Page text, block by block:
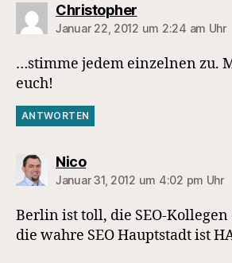
Christophersagt:
Januar 22, 2012 um 2:24 am Uhr
…stimme jedem einzelnen zu.
euch!
ANTWORTEN
Nicosagt:
Januar 31, 2012 um 4:02 pm Uhr
Berlin ist toll, die SEO-
die wahre SEO Hauptstadt ist